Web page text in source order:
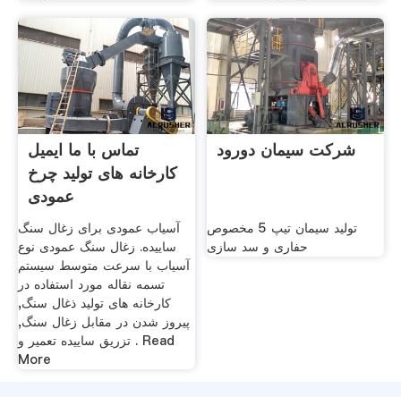
تماس با ما ایمیل
کارخانه های تولید چرخ
عمودی
آسیاب عمودی برای زغال سنگ
ساییده. زغال سنگ عمودی نوع
آسیاب با سرعت متوسط سیستم
تسمه نقاله مورد استفاده در
کارخانه های تولید ذغال سنگ,
پیروز شدن در مقابل زغال سنگ,
تزریق ساییده تعمیر و . Read
More
شرکت سیمان دورود
تولید سیمان تیپ 5 مخصوص
حفاری و سد سازی